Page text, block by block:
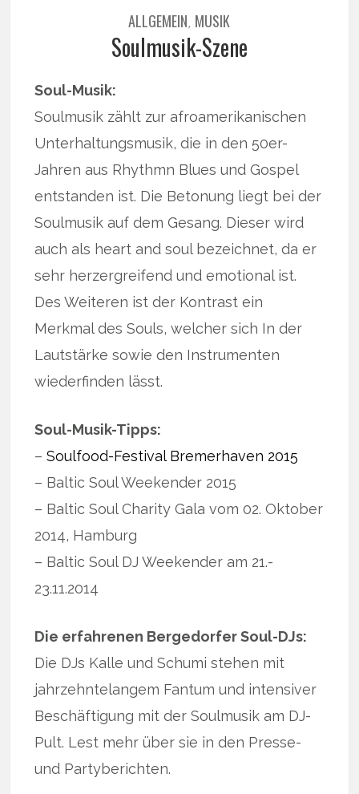
ALLGEMEIN, MUSIK
Soulmusik-Szene
Soul-Musik:
Soulmusik zählt zur afroamerikanischen
Unterhaltungsmusik, die in den 50er-
Jahren aus Rhythmn Blues und Gospel
entstanden ist. Die Betonung liegt bei der
Soulmusik auf dem Gesang. Dieser wird
auch als heart and soul bezeichnet, da er
sehr herzergreifend und emotional ist.
Des Weiteren ist der Kontrast ein
Merkmal des Souls, welcher sich In der
Lautstärke sowie den Instrumenten
wiederfinden lässt.
Soul-Musik-Tipps:
–Soulfood-Festival Bremerhaven 2015
– Baltic Soul Weekender 2015
– Baltic Soul Charity Gala vom 02. Oktober
2014, Hamburg
– Baltic Soul DJ Weekender am 21.-
23.11.2014
Die erfahrenen Bergedorfer Soul-DJs:
Die DJs Kalle und Schumi stehen mit
jahrzehntelangem Fantum und intensiver
Beschäftigung mit der Soulmusik am DJ-
Pult. Lest mehr über sie in den Presse-
und Partyberichten.